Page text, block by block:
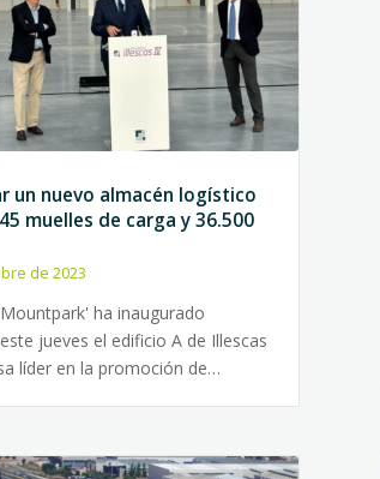
un nuevo almacén logístico
muelles de carga y 36.500
de 2023
ha inaugurado
jueves el edificio A de Illescas
líder en la promoción de…